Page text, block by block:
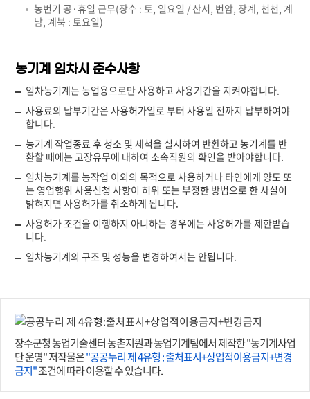
농번기 공·휴일 근무(장수 : 토, 일요일 / 산서, 번암, 장계, 천천, 계
남, 계북 : 토요일)
농기계 임차시 준수사항
임차농기계는 농업용으로만 사용하고 사용기간을 지켜야합니다.
사용료의 납부기간은 사용허가일로 부터 사용일 전까지 납부하여야
합니다.
농기계 작업종료 후 청소 및 세척을 실시하여 반환하고 농기계를 반
환할 때에는 고장유무에 대하여 소속직원의 확인을 받아야합니다.
임차농기계를 농작업 이외의 목적으로 사용하거나 타인에게 양도 또
는 영업행위 사용신청 사항이 허위 또는 부정한 방법으로 한 사실이
밝혀지면 사용허가를 취소하게 됩니다.
사용허가 조건을 이행하지 아니하는 경우에는 사용허가를 제한받습
니다.
임차농기계의 구조 및 성능을 변경하여서는 안됩니다.
장수군청 농업기술센터 농촌지원과 농업기계팀에서 제작한 "농기계사업
단 운영" 저작물은"공공누리 제 4유형 : 출처표시+상업적이용금지+변경
금지"조건에 따라 이용할 수 있습니다.